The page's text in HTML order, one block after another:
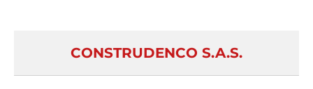
CONSTRUDENCO S.A.S.